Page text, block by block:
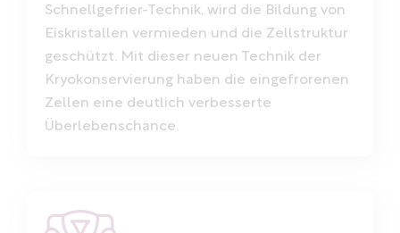
Schnellgefrier-Technik, wird die Bildung von
Eiskristallen vermieden und die Zellstruktur
geschützt. Mit dieser neuen Technik der
Kryokonservierung haben die eingefrorenen
Zellen eine deutlich verbesserte
Überlebenschance.